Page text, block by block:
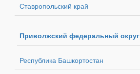
Ставропольский край
Приволжский федеральный округ
Республика Башкортостан